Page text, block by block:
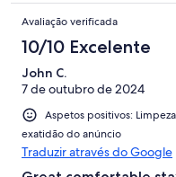
recommend this lovely
Avaliação verificada
10/10 Excelente
John C.
7 de outubro de 2024
Aspetos positivos:
exatidão do anúncio
Traduzir através do Google